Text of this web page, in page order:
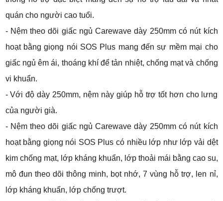
quán cho người cao tuổi.
- Nệm theo dõi giấc ngủ Carewave dày 250mm có nút kích
hoạt bằng giọng nói SOS Plus mang đến sự mềm mại cho
giấc ngủ êm ái, thoáng khí để tản nhiệt, chống mạt và chống
vi khuẩn.
- Với độ dày 250mm, nệm này giúp hỗ trợ tốt hơn cho lưng
của người già.
- Nệm theo dõi giấc ngủ Carewave dày 250mm có nút kích
hoạt bằng giọng nói SOS Plus có nhiều lớp như lớp vải dệt
kim chống mạt, lớp kháng khuẩn, lớp thoải mái bằng cao su,
mô đun theo dõi thông minh, bọt nhớ, 7 vùng hỗ trợ, len nỉ,
lớp kháng khuẩn, lớp chống trượt.